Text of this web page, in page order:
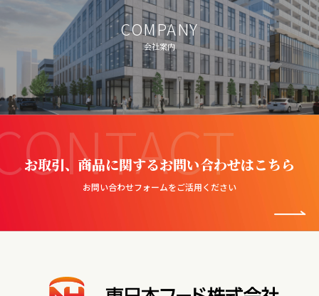
COMPANY
会社案内
お取引、商品に関するお問い合わせはこちら
お問い合わせフォームをご活用ください